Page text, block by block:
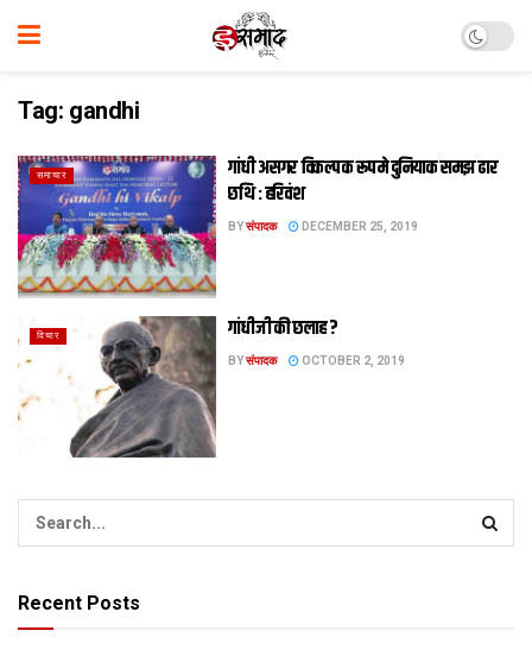
Tag: gandhi
समाचार
गांधी असगर विकल्‍प क रूप मे दुनियाक समझ ढार
छथि : हरिवंश
BYसंपादक DECEMBER 25, 2019
विचार गांधीजी की छलाह ?
BYसंपादक OCTOBER 2, 2019
Recent Posts